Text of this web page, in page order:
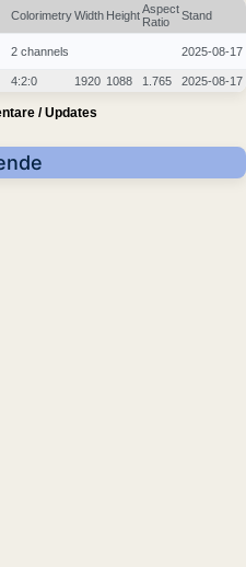
ColorimetryWidth HeightAspect
Ratio
Stand
2 channels 2025-08-17
4:2:0 1920 1088 1.765 2025-08-17
/ Updates